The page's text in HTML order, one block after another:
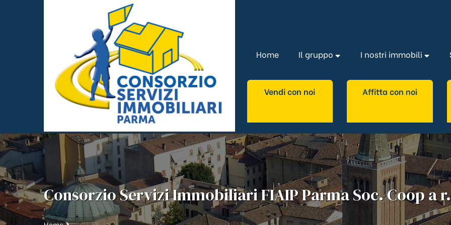
Home Il gruppo I nostri immobili
Vendi con noi Affitta con noi
Consorzio Servizi Immobiliari FIAIP Parma Soc. Coop a